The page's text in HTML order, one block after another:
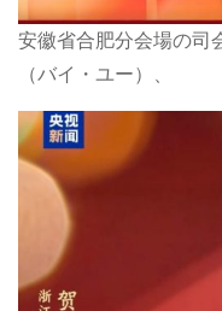
安徽省合肥分会場の司
（バイ・ユー）、